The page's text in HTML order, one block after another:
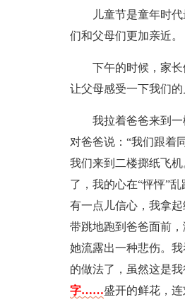
儿童节是童年时
们和父母们更加亲近。
下午的时候，家
让父母感受一下我们的
我拉着爸爸来到
对爸爸说：“我们跟着
我们来到二楼掷纸飞
了，我的心在“怦怦”
有一点儿信心，我拿
带跳地跑到爸爸面前
她流露出一种悲伤。
的做法了，虽然这是
字……盛开的鲜花，连